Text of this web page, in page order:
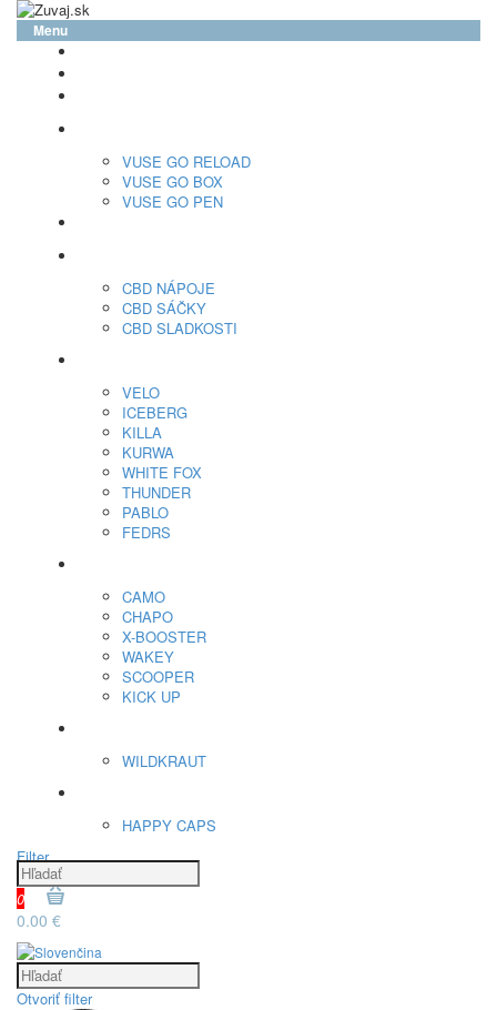
Menu
VUSE GO RELOAD
VUSE GO BOX
VUSE GO PEN
CBD NÁPOJE
CBD SÁČKY
CBD SLADKOSTI
VELO
ICEBERG
KILLA
KURWA
WHITE FOX
THUNDER
PABLO
FEDRS
CAMO
CHAPO
X-BOOSTER
WAKEY
SCOOPER
KICK UP
WILDKRAUT
HAPPY CAPS
Filter
0
0.00 €
Otvoriť filter